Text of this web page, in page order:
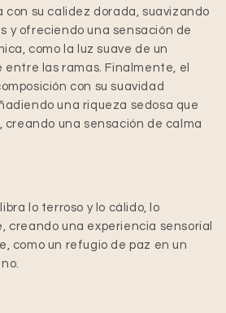
con su calidez dorada, suavizando
y ofreciendo una sensación de
como la luz suave de un
las ramas. Finalmente, el
con su suavidad
una riqueza sedosa que
creando una sensación de calma
lo terroso y lo cálido, lo
creando una experiencia sensorial
como un refugio de paz en un